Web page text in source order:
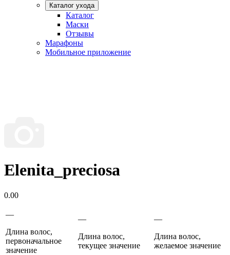
Каталог ухода
Каталог
Маски
Отзывы
Марафоны
Мобильное приложение
Elenita_preciosa
0.00
—
Длина волос,
первоначальное
значение
—
Длина волос,
текущее значение
—
Длина волос,
желаемое значение